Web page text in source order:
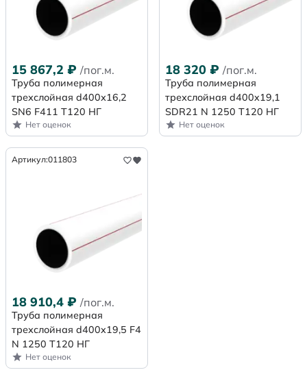
15 867,2 ₽ /пог.м.
Труба полимерная
трехслойная d400х16,2
SN6 F411 Т120 НГ
Нет оценок
18 320 ₽ /пог.м.
Труба полимерная
трехслойная d400x19,1
SDR21 N 1250 Т120 НГ
Нет оценок
Артикул:011803
18 910,4 ₽ /пог.м.
Труба полимерная
трехслойная d400x19,5 F4
N 1250 Т120 НГ
Нет оценок